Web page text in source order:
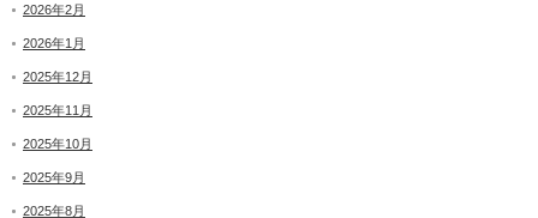
2026年2月
2026年1月
2025年12月
2025年11月
2025年10月
2025年9月
2025年8月